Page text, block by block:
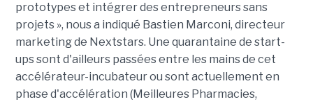
prototypes et intégrer des entrepreneurs sans
projets », nous a indiqué Bastien Marconi, directeur
marketing de Nextstars. Une quarantaine de start-
ups sont d'ailleurs passées entre les mains de cet
accélérateur-incubateur ou sont actuellement en
phase d'accélération (Meilleures Pharmacies,